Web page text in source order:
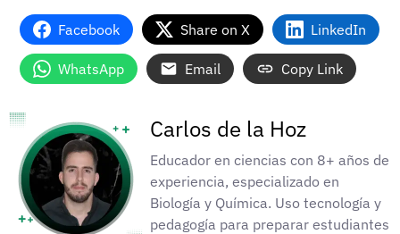
Facebook Share on X LinkedIn
WhatsApp Email Copy Link
Carlos de la Hoz
Educador en ciencias con 8+ años de
experiencia, especializado en
Biología y Química. Uso tecnología y
pedagogía para preparar estudiantes